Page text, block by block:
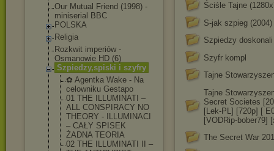
Our Mutual Friend (1998) -
miniserial BBC
POLSKA
Religia
Rozkwit imperiów -
Osmanowie HD (6)
Szpiedzy,spiski i szyfry
✿ Agentka Wake - Na
celowniku Gestapo
01 THE ILLUMINATI –
ALL CONSPIRACY NO
THEORY - ILLUMINACI
– CAŁY SPISEK
ŻADNA TEORIA
02 THE ILLUMINATI II –
Ściśle Tajne
S-jak szpieg (2004)
Szpiedzy doskonali
Szyfr kompl
Tajne
Tajne
Secret Societes
[Lek-PL] [720p] [
[VODRip-bober79]
The Secret War